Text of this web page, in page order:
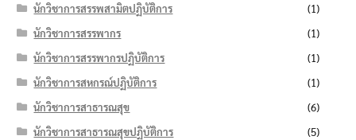
นักวิชาการสรรพสามิตปฏิบัติการ
(1)
นักวิชาการสรรพากร
(1)
นักวิชาการสรรพากรปฏิบัติการ
(1)
นักวิชาการสหกรณ์ปฏิบัติการ
(1)
นักวิชาการสาธารณสุข
(6)
นักวิชาการสาธารณสุขปฏิบัติการ
(5)